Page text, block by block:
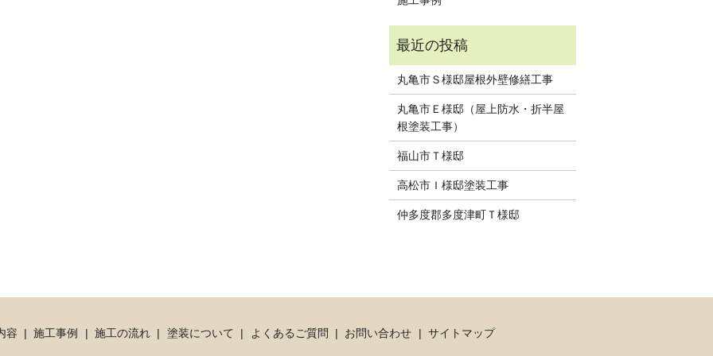
丸亀市Ｓ様邸屋根外壁修繕工事
丸亀市Ｅ様邸（屋上防水・折半屋
根塗装工事）
福山市Ｔ様邸
高松市Ｉ様邸塗装工事
仲多度郡多度津町Ｔ様邸
容 施工事例 施工の流れ 塗装について よくあるご質問 お問い合わせ サイトマップ